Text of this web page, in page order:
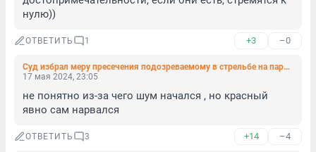
нулю))
ОТВЕТИТЬ 1 +3 –0
Суд избрал меру пресечения подозреваемому в стрельбе на парковке «Сити Молла» в Петербурге
17 мая 2024, 23:05
не понятно из-за чего шум начался , но красный
явно сам нарвался
ОТВЕТИТЬ 3 +14 –4